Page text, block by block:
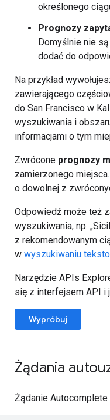
określonego
Prognozy
Domyślnie nie
dodać do
Na przykład
zawierającego
do San Francisco w
wyszukiwania i
informacjami o tym
Zwrócone prognozy
zamierzonego
o dowolnej z
Odpowiedź może też
wyszukiwania, np.
z rekomendowanym
w wyszukiwaniu
Narzędzie APIs
się z interfejsem API i
Wypróbuj
Żądania
Żądanie Autocomplete